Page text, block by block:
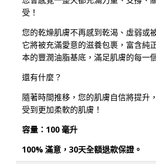
受！
您的乾燥肌膚不再感到乾渴、虛弱或
它將被充滿愛意的滋養包裹，富含純
本的豐潤油脂基底，滿足肌膚的每一
還有什麼？
隨著時間推移，您的肌膚自信將提升
受到更加柔軟的肌膚！
容量：100 毫升
100% 滿意，30天全額退款保證。